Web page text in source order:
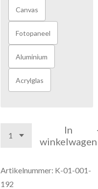
Canvas
Fotopaneel
Aluminium
Acrylglas
In
winkelwagen
Artikelnummer: K-01-001-
192